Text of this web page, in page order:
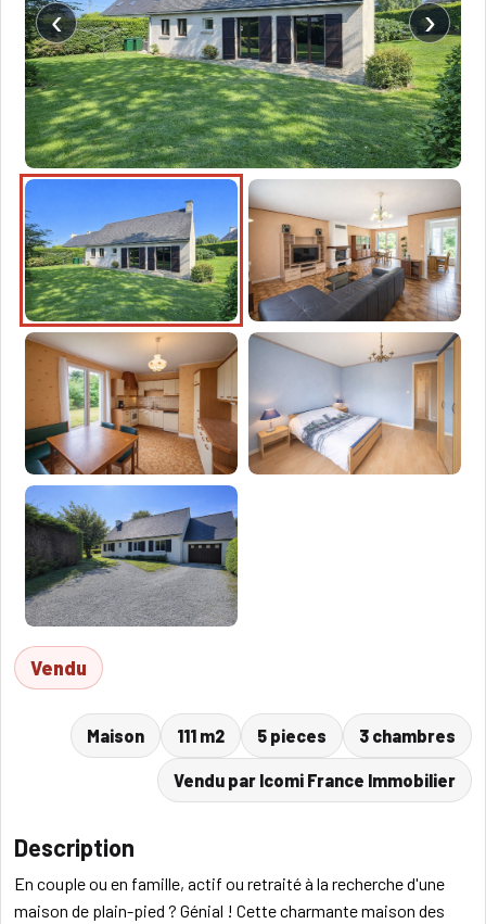
‹ ›
Vendu
Maison 111 m2 5 pieces 3 chambres
Vendu par Icomi France Immobilier
Description
En couple ou en famille, actif ou retraité à la recherche d'une
maison de plain-pied ? Génial ! Cette charmante maison des